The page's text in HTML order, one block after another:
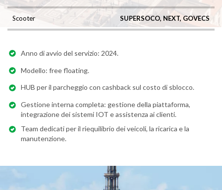
Scooter SUPERSOCO, NEXT, GOVECS
Anno di avvio del servizio: 2024.
Modello: free floating.
HUB per il parcheggio con cashback sul costo di sblocco.
Gestione interna completa: gestione della piattaforma,
integrazione dei sistemi IOT e assistenza ai clienti.
Team dedicati per il riequilibrio dei veicoli, la ricarica e la
manutenzione.